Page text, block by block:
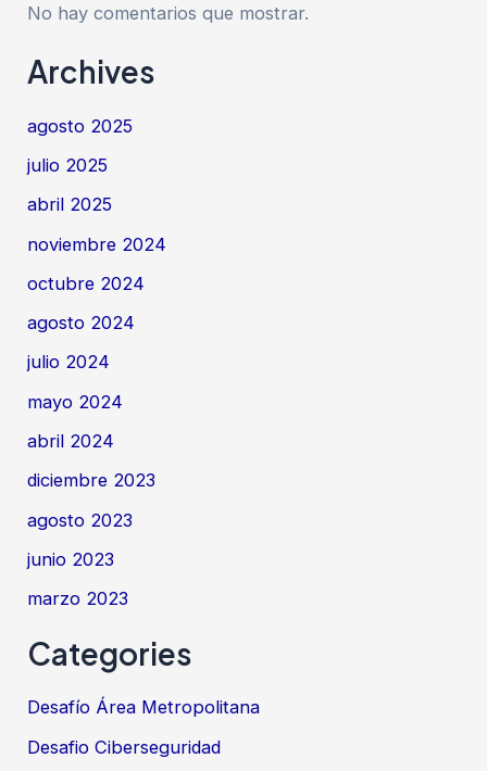
No hay comentarios que mostrar.
Archives
agosto 2025
julio 2025
abril 2025
noviembre 2024
octubre 2024
agosto 2024
julio 2024
mayo 2024
abril 2024
diciembre 2023
agosto 2023
junio 2023
marzo 2023
Categories
Desafío Área Metropolitana
Desafio Ciberseguridad